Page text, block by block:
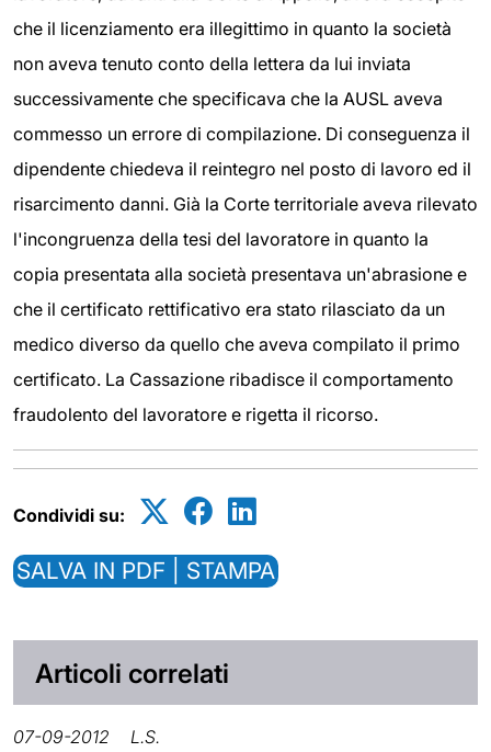
che il licenziamento era illegittimo in quanto la società
non aveva tenuto conto della lettera da lui inviata
successivamente che specificava che la AUSL aveva
commesso un errore di compilazione. Di conseguenza il
dipendente chiedeva il reintegro nel posto di lavoro ed il
risarcimento danni. Già la Corte territoriale aveva rilevato
l'incongruenza della tesi del lavoratore in quanto la
copia presentata alla società presentava un'abrasione e
che il certificato rettificativo era stato rilasciato da un
medico diverso da quello che aveva compilato il primo
certificato. La Cassazione ribadisce il comportamento
fraudolento del lavoratore e rigetta il ricorso.
Condividi su:
SALVA IN PDF | STAMPA
Articoli correlati
07-09-2012 L.S.